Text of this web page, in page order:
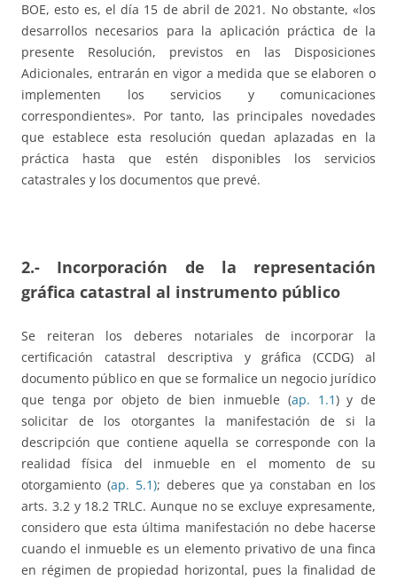
BOE, esto es, el día 15 de abril de 2021. No obstante, «los
desarrollos necesarios para la aplicación práctica de la
presente Resolución, previstos en las Disposiciones
Adicionales, entrarán en vigor a medida que se elaboren o
implementen los servicios y comunicaciones
correspondientes». Por tanto, las principales novedades
que establece esta resolución quedan aplazadas en la
práctica hasta que estén disponibles los servicios
catastrales y los documentos que prevé.
2.- Incorporación de la representación
gráfica catastral al instrumento público
Se reiteran los deberes notariales de incorporar la
certificación catastral descriptiva y gráfica (CCDG) al
documento público en que se formalice un negocio jurídico
que tenga por objeto de bien inmueble (ap. 1.1) y de
solicitar de los otorgantes la manifestación de si la
descripción que contiene aquella se corresponde con la
realidad física del inmueble en el momento de su
otorgamiento (ap. 5.1); deberes que ya constaban en los
arts. 3.2 y 18.2 TRLC. Aunque no se excluye expresamente,
considero que esta última manifestación no debe hacerse
cuando el inmueble es un elemento privativo de una finca
en régimen de propiedad horizontal, pues la finalidad de